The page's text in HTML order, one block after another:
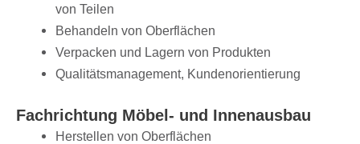
von Teilen
Behan­deln von Oberflächen
Verpa­cken und Lagern von Produkten
Quali­täts­ma­nage­ment, Kundenorientierung
Fach­rich­tung Möbel- und Innenausbau
Herstel­len von Oberflächen